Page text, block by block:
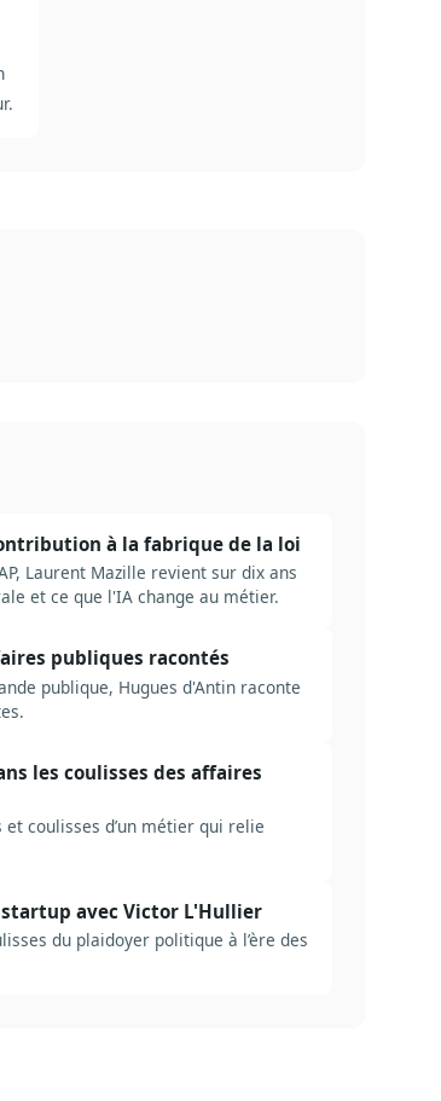
à la fabrique de la loi
Laurent Mazille revient sur dix ans
et ce que l'IA change au métier.
publiques racontés
publique, Hugues d'Antin raconte
les coulisses des affaires
coulisses d’un métier qui relie
avec Victor L'Hullier
du plaidoyer politique à l’ère des